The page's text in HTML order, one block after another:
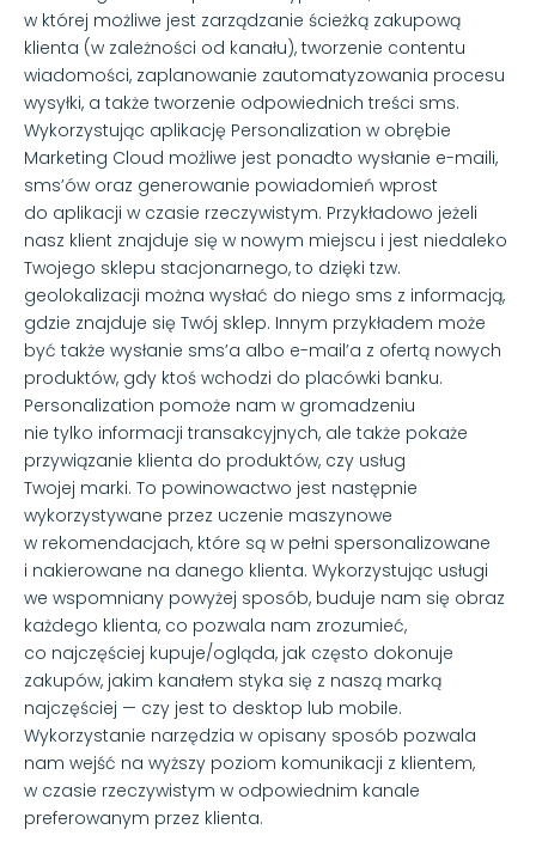
w której możliwe jest zarządzanie ścieżką zakupową
klienta (w zależności od kanału), tworzenie contentu
wiadomości, zaplanowanie zautomatyzowania procesu
wysyłki, a także tworzenie odpowiednich treści sms.
Wykorzystując aplikację Personalization w obrębie
Marketing Cloud możliwe jest ponadto wysłanie e-maili,
sms’ów oraz generowanie powiadomień wprost
do aplikacji w czasie rzeczywistym. Przykładowo jeżeli
nasz klient znajduje się w nowym miejscu i jest niedaleko
Twojego sklepu stacjonarnego, to dzięki tzw.
geolokalizacji można wysłać do niego sms z informacją,
gdzie znajduje się Twój sklep. Innym przykładem może
być także wysłanie sms’a albo e-mail’a z ofertą nowych
produktów, gdy ktoś wchodzi do placówki banku.
Personalization pomoże nam w gromadzeniu
nie tylko informacji transakcyjnych, ale także pokaże
przywiązanie klienta do produktów, czy usług
Twojej marki. To powinowactwo jest następnie
wykorzystywane przez uczenie maszynowe
w rekomendacjach, które są w pełni spersonalizowane
i nakierowane na danego klienta. Wykorzystując usługi
we wspomniany powyżej sposób, buduje nam się obraz
każdego klienta, co pozwala nam zrozumieć,
co najczęściej kupuje/ogląda, jak często dokonuje
zakupów, jakim kanałem styka się z naszą marką
najczęściej — czy jest to desktop lub mobile.
Wykorzystanie narzędzia w opisany sposób pozwala
nam wejść na wyższy poziom komunikacji z klientem,
w czasie rzeczywistym w odpowiednim kanale
preferowanym przez klienta.